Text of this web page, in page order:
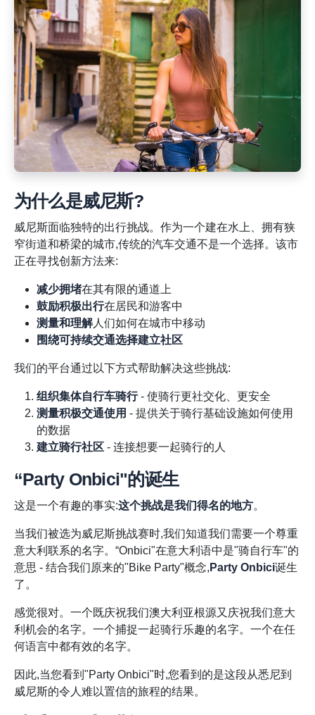
为什么是威尼斯?
威尼斯面临独特的出行挑战。作为一个建在水上、拥有狭
窄街道和桥梁的城市,传统的汽车交通不是一个选择。该市
正在寻找创新方法来:
减少拥堵在其有限的通道上
鼓励积极出行在居民和游客中
测量和理解人们如何在城市中移动
围绕可持续交通选择建立社区
我们的平台通过以下方式帮助解决这些挑战:
组织集体自行车骑行- 使骑行更社交化、更安全
测量积极交通使用 - 提供关于骑行基础设施如何使用
的数据
建立骑行社区 - 连接想要一起骑行的人
“Party Onbici"的诞生
这是一个有趣的事实:这个挑战是我们得名的地方。
当我们被选为威尼斯挑战赛时,我们知道我们需要一个尊重
意大利联系的名字。“Onbici"在意大利语中是"骑自行车"的
意思 - 结合我们原来的"Bike Party"概念, Party Onbici诞生
了。
感觉很对。一个既庆祝我们澳大利亚根源又庆祝我们意大
利机会的名字。一个捕捉一起骑行乐趣的名字。一个在任
何语言中都有效的名字。
因此,当您看到"Party Onbici"时,您看到的是这段从悉尼到
威尼斯的令人难以置信的旅程的结果。